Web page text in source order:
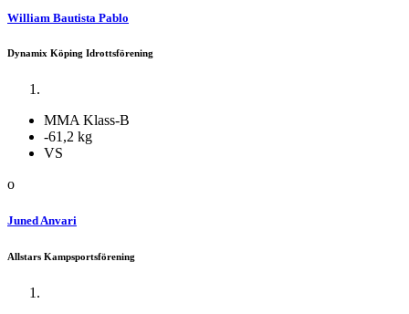
William Bautista Pablo
Dynamix Köping Idrottsförening
MMA Klass-B
-61,2 kg
VS
o
Juned Anvari
Allstars Kampsportsförening